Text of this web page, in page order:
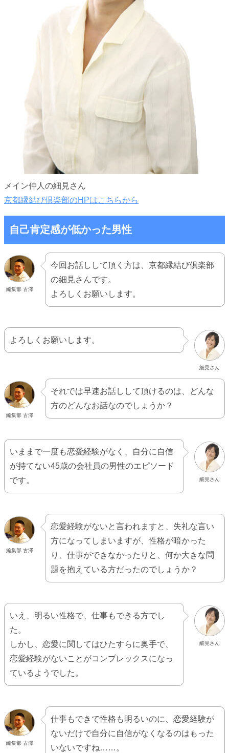
メイン仲人の細見さん
京都縁結び倶楽部のHPはこちらから
自己肯定感が低かった男性
編集部 古澤
今回お話しして頂く方は、京都縁結び倶楽部
の細見さんです。
よろしくお願いします。
細見さん
よろしくお願いします。
編集部 古澤
それでは早速お話しして頂けるのは、どんな
方のどんなお話なのでしょうか？
細見さん
いままで一度も恋愛経験がなく、自分に自信
が持てない45歳の会社員の男性のエピソード
です。
編集部 古澤
恋愛経験がないと言われますと、失礼な言い
方になってしまいますが、性格が暗かった
り、仕事ができなかったりと、何か大きな問
題を抱えている方だったのでしょうか？
細見さん
いえ、明るい性格で、仕事もできる方でし
た。
しかし、恋愛に関してはひたすらに奥手で、
恋愛経験がないことがコンプレックスになっ
ているようでした。
編集部 古澤
仕事もできて性格も明るいのに、恋愛経験が
ないだけで自分に自信がなくなるのはもった
いないですね……。